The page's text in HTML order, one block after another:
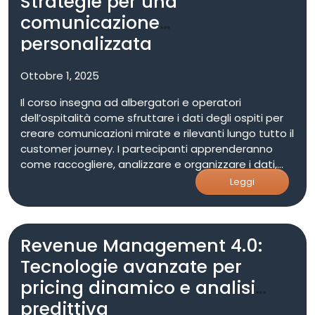
comunicazione
personalizzata
Ottobre 1, 2025
Il corso insegna ad albergatori e operatori
dell’ospitalità come sfruttare i dati degli ospiti per
creare comunicazioni mirate e rilevanti lungo tutto il
customer journey. I partecipanti apprenderanno
come raccogliere, analizzare e organizzare i dati,
utilizzare CRM evoluti e software di marketing
automation, e segmentare le audience in modo
efficace. Viene dato spazio all’uso dell’intelligenza
artificiale per automatizzare la segmentazione,
generare contenuti personalizzati, prevedere
comportamenti e suggerire azioni di marketing
basate su modelli predittivi. L’IA sarà inoltre
utilizzata per ottimizzare le campagne multicanale
e migliorare le performance di engagement. Il corso
Leggi
Revenue Management 4.0:
Tecnologie avanzate per
pricing dinamico e analisi
predittiva